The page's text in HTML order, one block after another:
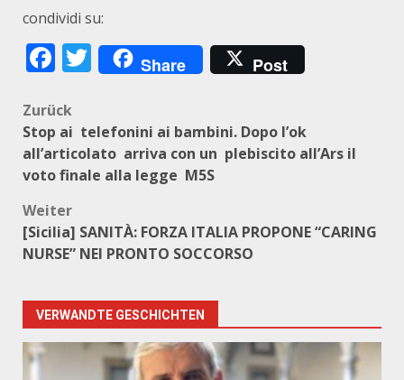
condividi su:
Facebook
Twitter
Share Post
Beitragsnavigation
Zurück
Stop ai telefonini ai bambini. Dopo l’ok
all’articolato arriva con un plebiscito all’Ars il
voto finale alla legge M5S
Weiter
[Sicilia] SANITÀ: FORZA ITALIA PROPONE “CARING
NURSE” NEI PRONTO SOCCORSO
VERWANDTE GESCHICHTEN